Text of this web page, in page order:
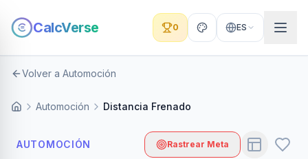
CalcVerse 0 ES
Volver a Automoción
Automoción Distancia Frenado
AUTOMOCIÓN Rastrear Meta